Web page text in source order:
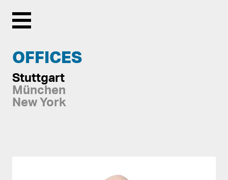
Menu
OFFICES
Stuttgart
München
New York